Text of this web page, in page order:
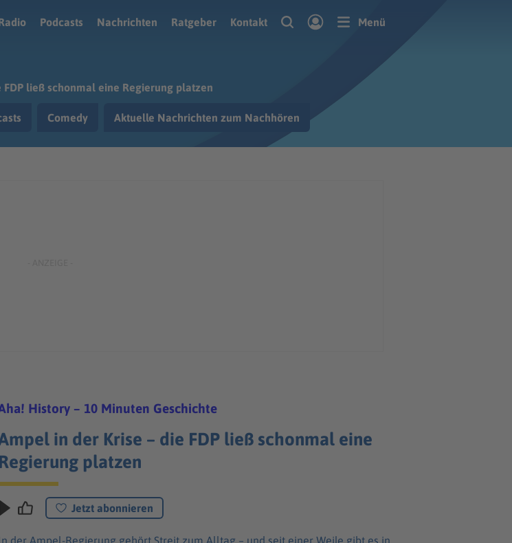
Podcasts Nachrichten Ratgeber Kontakt Menü
ließ schonmal eine Regierung platzen
Comedy Aktuelle Nachrichten zum Nachhören
History – 10 Minuten Geschichte
in der Krise – die FDP ließ schonmal eine
Regierung platzen
Jetzt abonnieren
der Ampel-Regierung gehört Streit zum Alltag – und seit einer Weile gibt es in